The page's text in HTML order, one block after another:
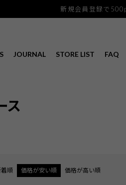
新規会員登録で
JOURNAL STORE LIST FAQ
ス
順 価格が安い順 価格が高い順